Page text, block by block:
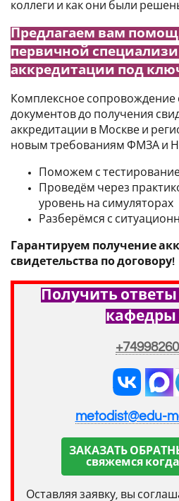
коллеги и как они были
Предлагаем вам
первичной
аккредитации под
Комплексное сопровождение
документов до получения
аккредитации в Москве и
новым требованиям ФМЗА и
Поможем с
Проведём через
уровень на симуляторах
Разберёмся с
Гарантируем получение
свидетельства по договору!
Получить
кафедры
metodist@edu-
ЗАКАЗАТЬ
свяжемся
Оставляя заявку, вы